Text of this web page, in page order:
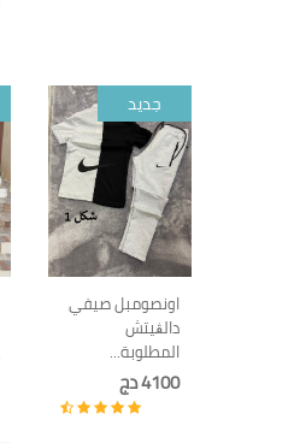
جديد
اونصومبل صيفي
دالڨيتش
المطلوبة...
4100 دج